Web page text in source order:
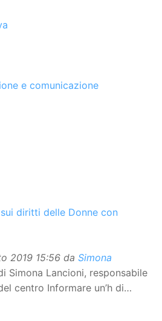
e comunicazione
diritti delle Donne con
2019 15:56 da Simona
Simona Lancioni, responsabile
centro Informare un’h di